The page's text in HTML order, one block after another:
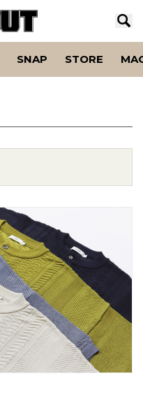
SNAP STORE